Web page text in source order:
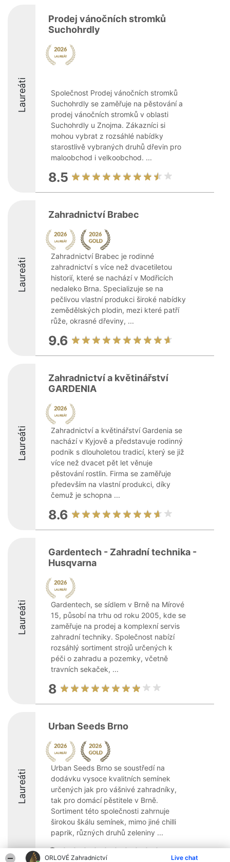
ORLOVÉ Zahradnictví Live chat
Laureáti
Prodej vánočních stromků
Suchohrdly
Společnost Prodej vánočních stromků
Suchohrdly se zaměřuje na pěstování a
prodej vánočních stromků v oblasti
Suchohrdly u Znojma. Zákazníci si
mohou vybrat z rozsáhlé nabídky
starostlivě vybraných druhů dřevin pro
maloobchod i velkoobchod. ...
8.5
Laureáti
Zahradnictví Brabec
Zahradnictví Brabec je rodinné
zahradnictví s více než dvacetiletou
historií, které se nachází v Modřicích
nedaleko Brna. Specializuje se na
pečlivou vlastní produkci široké nabídky
zemědělských plodin, mezi které patří
růže, okrasné dřeviny, ...
9.6
Laureáti
Zahradnictví a květinářství
GARDENIA
Zahradnictví a květinářství Gardenia se
nachází v Kyjově a představuje rodinný
podnik s dlouholetou tradicí, který se již
více než dvacet pět let věnuje
pěstování rostlin. Firma se zaměřuje
především na vlastní produkci, díky
čemuž je schopna ...
8.6
Laureáti
Gardentech - Zahradní technika -
Husqvarna
Gardentech, se sídlem v Brně na Mírové
15, působí na trhu od roku 2005, kde se
zaměřuje na prodej a komplexní servis
zahradní techniky. Společnost nabízí
rozsáhlý sortiment strojů určených k
péči o zahradu a pozemky, včetně
travních sekaček, ...
8
Laureáti
Urban Seeds Brno
Urban Seeds Brno se soustředí na
dodávku vysoce kvalitních semínek
určených jak pro vášnivé zahradníky,
tak pro domácí pěstitele v Brně.
Sortiment této společnosti zahrnuje
širokou škálu semínek, mimo jiné chilli
paprik, různých druhů zeleniny ...
9